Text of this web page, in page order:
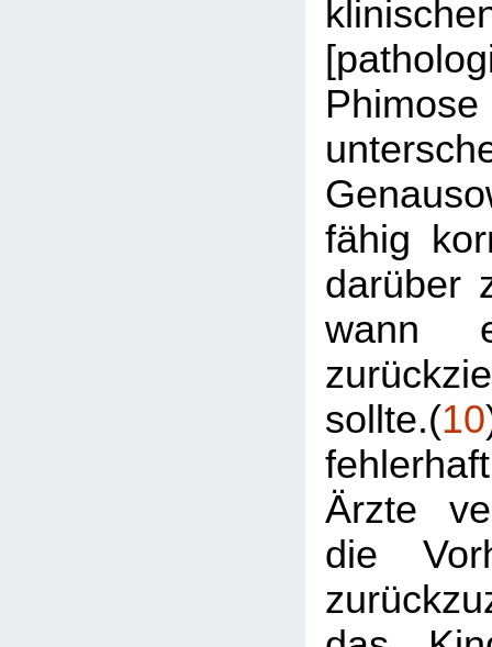
fähig
darüber
wann
sollte.(10
Ärzte
die